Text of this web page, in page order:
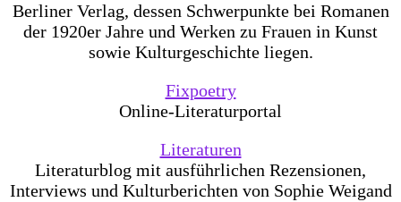
Berliner Verlag, dessen Schwerpunkte bei Romanen
der 1920er Jahre und Werken zu Frauen in Kunst
sowie Kulturgeschichte liegen.
Fixpoetry
Online-Literaturportal
Literaturen
Literaturblog mit ausführlichen Rezensionen,
Interviews und Kulturberichten von Sophie Weigand